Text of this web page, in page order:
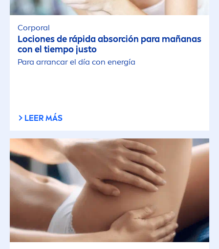
Corporal
Lociones de rápida absorción para mañanas
con el tiempo justo
Para arrancar el día con energía
LEER MÁS